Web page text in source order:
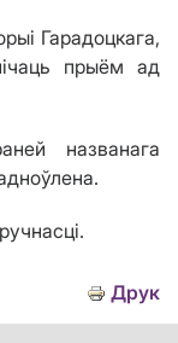
Гарадоцкага,
прыём ад
названага
Друк